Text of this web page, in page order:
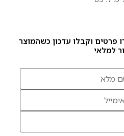
פרטים וקבלו עדכון כשהמוצר
למלאי